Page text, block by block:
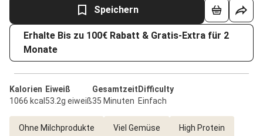
Speichern
Erhalte Bis zu 100€ Rabatt & Gratis-Extra für 2
Monate
Kalorien
1066 kcal
Eiweiß
53.2g eiweiß
Gesamtzeit
35 Minuten
Difficulty
Einfach
Ohne Milchprodukte Viel Gemüse High Protein